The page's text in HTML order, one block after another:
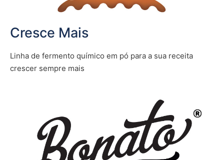
Cresce Mais
Linha de fermento químico em pó para a sua receita
crescer sempre mais